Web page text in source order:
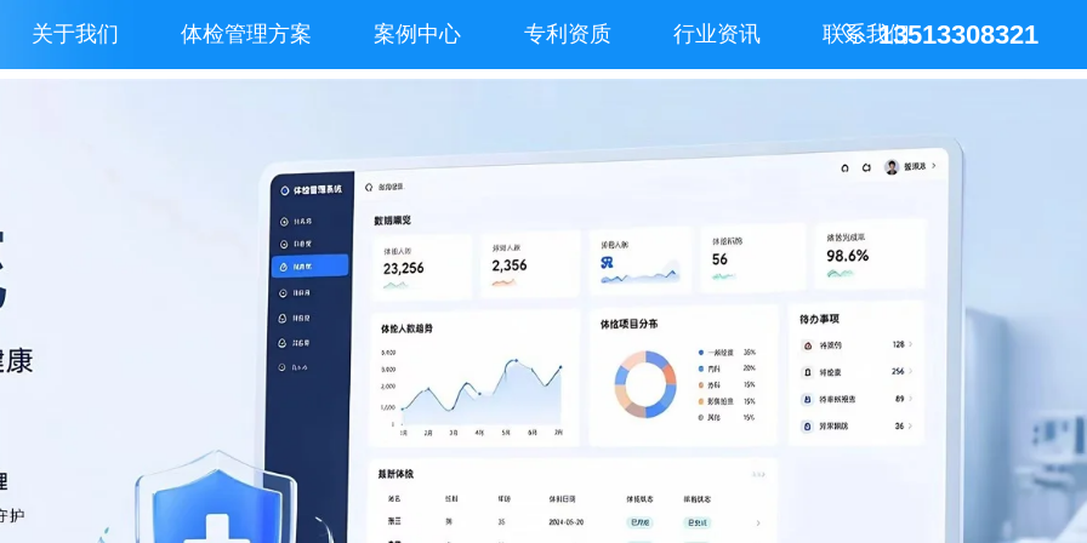
关于我们 体检管理方案 案例中心 专利资质 行业资讯 联系我们13513308321